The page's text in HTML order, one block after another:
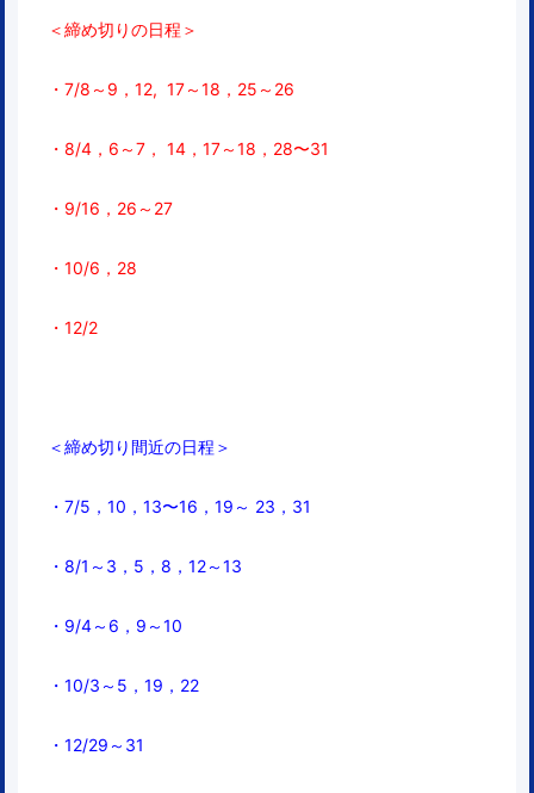
＜締め切りの日程＞
・7/8～9 ，12, 17～18，25～26
・8/4，6～7， 14，17～18，28〜31
・9/16，26～27
・10/6，28
・12/2
＜締め切り間近の日程＞
・7/5，10，13〜16，19～ 23，31
・8/1～3，5，8，12～13
・9/4～6，9～10
・10/3～5，19，22
・12/29～31